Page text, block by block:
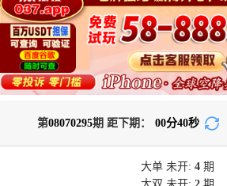
第08070295期 距下期： 00分40秒
大单 未开: 4期